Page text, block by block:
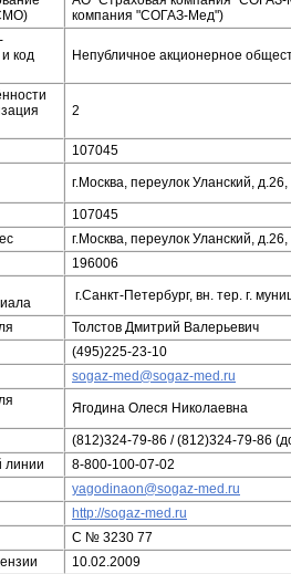
компания "СОГАЗ-Мед")
код
Непубличное акционерное
2
107045
г.Москва, переулок Уланский,
107045
г.Москва, переулок Уланский,
196006
г.Санкт-Петербург, вн. тер. г.
Толстов Дмитрий Валерьевич
(495)225-23-10
sogaz-med@sogaz-med.ru
Ягодина Олеся Николаевна
(812)324-79-86 / (812)324-79-86
линии
8-800-100-07-02
yagodinaon@sogaz-med.ru
http://sogaz-med.ru
С № 3230 77
10.02.2009